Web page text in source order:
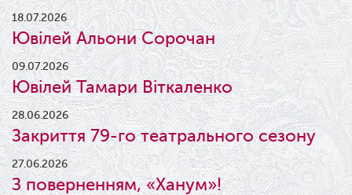
18.07.2026
Ювілей Альони Сорочан
09.07.2026
Ювілей Тамари Віткаленко
28.06.2026
Закриття 79-го театрального сезону
27.06.2026
З поверненням, «Ханум»!